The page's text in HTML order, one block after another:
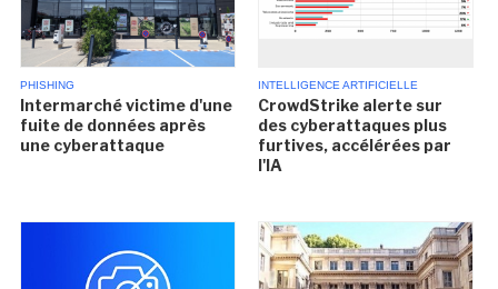
PHISHING
Intermarché victime d'une
fuite de données après
une cyberattaque
INTELLIGENCE ARTIFICIELLE
CrowdStrike alerte sur
des cyberattaques plus
furtives, accélérées par
l'IA